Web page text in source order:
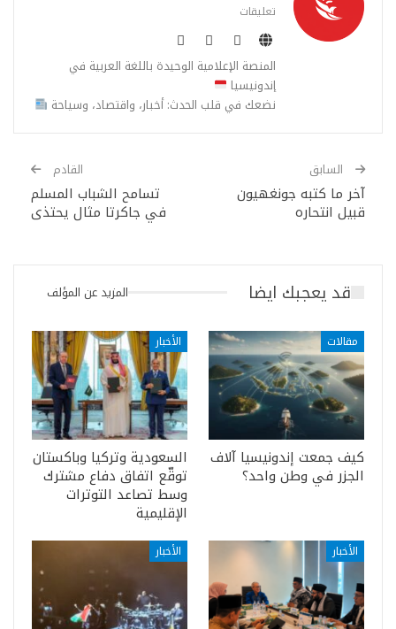
تعليقات
المنصة الإعلامية الوحيدة باللغة العربية في
إندونيسيا
نضعك في قلب الحدث: أخبار، واقتصاد، وسياحة
السابق
آخر ما كتبه جونغهيون
قبيل انتحاره
القادم
تسامح الشباب المسلم
في جاكرتا مثال يحتذى
قد يعجبك ايضا المزيد عن المؤلف
مقالات
كيف جمعت إندونيسيا آلاف
الجزر في وطن واحد؟
الأخبار
السعودية وتركيا وباكستان
توقّع اتفاق دفاع مشترك
وسط تصاعد التوترات
الإقليمية
الأخبار الأخبار